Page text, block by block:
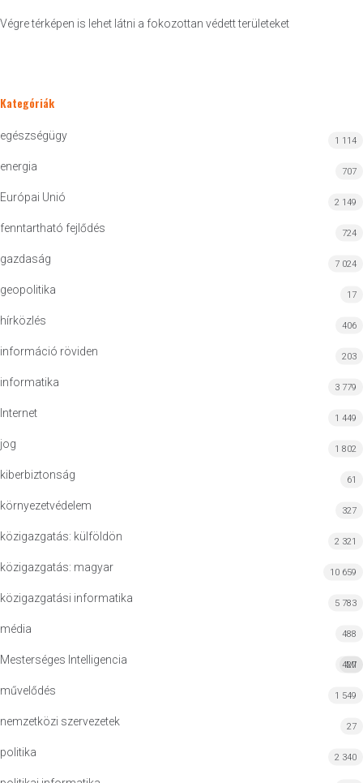
Végre térképen is lehet látni a fokozottan védett területeket
Kategóriák
egészségügy 1 114
energia 707
Európai Unió 2 149
fenntartható fejlődés 724
gazdaság 7 024
geopolitika 17
hírközlés 406
információ röviden 203
informatika 3 779
Internet 1 449
jog 1 802
kiberbiztonság 61
környezetvédelem 327
közigazgatás: külföldön 2 321
közigazgatás: magyar 10 659
közigazgatási informatika 5 783
média 488
Mesterséges Intelligencia MI
427
művelődés 1 549
nemzetközi szervezetek 27
politika 2 340